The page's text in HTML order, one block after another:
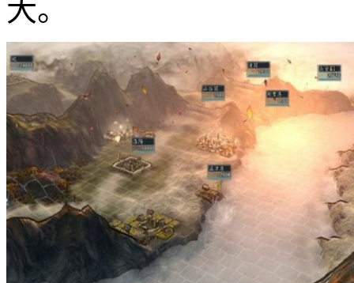
大。